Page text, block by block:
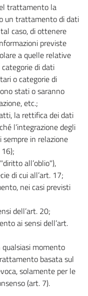
trattamento la
un trattamento di dati
caso, di ottenere
previste
a quelle relative
di dati
o categorie di
stati o saranno
etc.;
la rettifica dei dati
l’integrazione degli
in relazione
all’oblio"),
di cui all’art. 17;
nei casi previsti
dell’art. 20;
ai sensi dell’art.
momento
basata sul
solamente per le
(art. 7).